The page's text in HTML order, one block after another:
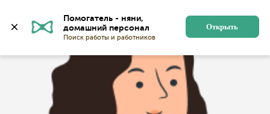
Помогатель - няни,
Поиск работы и работников
Открыть